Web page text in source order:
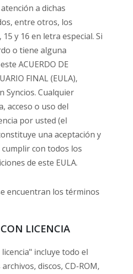
a dichas
entre otros, los
y 16 en letra especial. Si
o tiene alguna
ACUERDO DE
FINAL (EULA),
Syncios. Cualquier
acceso o uso del
por usted (el
una aceptación y
con todos los
de este EULA.
encuentran los términos
LICENCIA
incluye todo el
discos, CD-ROM,